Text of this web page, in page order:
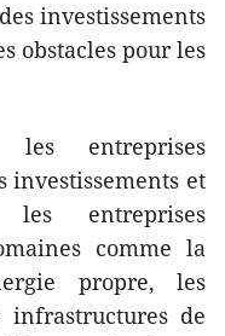
investissements
obstacles pour les
les entreprises
investissements et
entreprises
comme la
propre, les
infrastructures de